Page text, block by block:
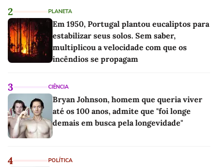
2 PLANETA
Em 1950, Portugal plantou eucaliptos para
estabilizar seus solos. Sem saber,
multiplicou a velocidade com que os
incêndios se propagam
3 CIÊNCIA
Bryan Johnson, homem que queria viver
até os 100 anos, admite que "foi longe
demais em busca pela longevidade"
4 POLÍTICA